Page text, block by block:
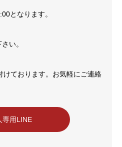
となります。
い。
けております。お気軽にご連絡
専用LINE